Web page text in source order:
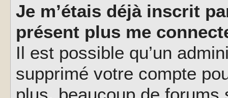
Je m’étais déjà inscrit
présent plus me
Il est possible qu’un
supprimé votre compte
plus, beaucoup de